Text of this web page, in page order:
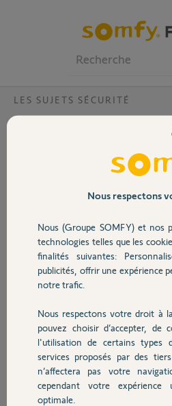
Volet
Sécurité
Domotique
Chauffage
Autres produits
LES SUJETS SÉCURITÉ
Pourriez-vous
Je ne comprends pas tout par à la
problème de relai. Il est installé au
manque de réseau...
Merci,
Hélène D.
il y a environ 4 ans
Participer au fil
Réponses
Nous respectons
Nous (Groupe SOMFY) et nos
technologies telles que les
finalités suivantes:
publicités, offrir une expérience
notre trafic.
Nous respectons votre droit à
pouvez choisir d’accepter, de
l'utilisation de certains types
services proposés par des
n’affectera pas votre
cependant votre expérience
optimale.